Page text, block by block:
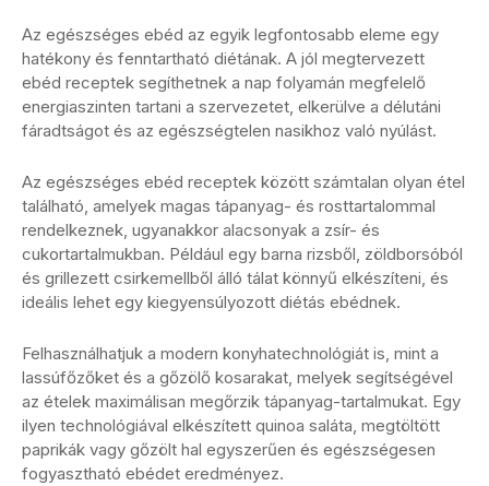
Az egészséges ebéd az egyik legfontosabb eleme egy
hatékony és fenntartható diétának. A jól megtervezett
ebéd receptek segíthetnek a nap folyamán megfelelő
energiaszinten tartani a szervezetet, elkerülve a délutáni
fáradtságot és az egészségtelen nasikhoz való nyúlást.
Az egészséges ebéd receptek között számtalan olyan étel
található, amelyek magas tápanyag- és rosttartalommal
rendelkeznek, ugyanakkor alacsonyak a zsír- és
cukortartalmukban. Például egy barna rizsből, zöldborsóból
és grillezett csirkemellből álló tálat könnyű elkészíteni, és
ideális lehet egy kiegyensúlyozott diétás ebédnek.
Felhasználhatjuk a modern konyhatechnológiát is, mint a
lassúfőzőket és a gőzölő kosarakat, melyek segítségével
az ételek maximálisan megőrzik tápanyag-tartalmukat. Egy
ilyen technológiával elkészített quinoa saláta, megtöltött
paprikák vagy gőzölt hal egyszerűen és egészségesen
fogyasztható ebédet eredményez.